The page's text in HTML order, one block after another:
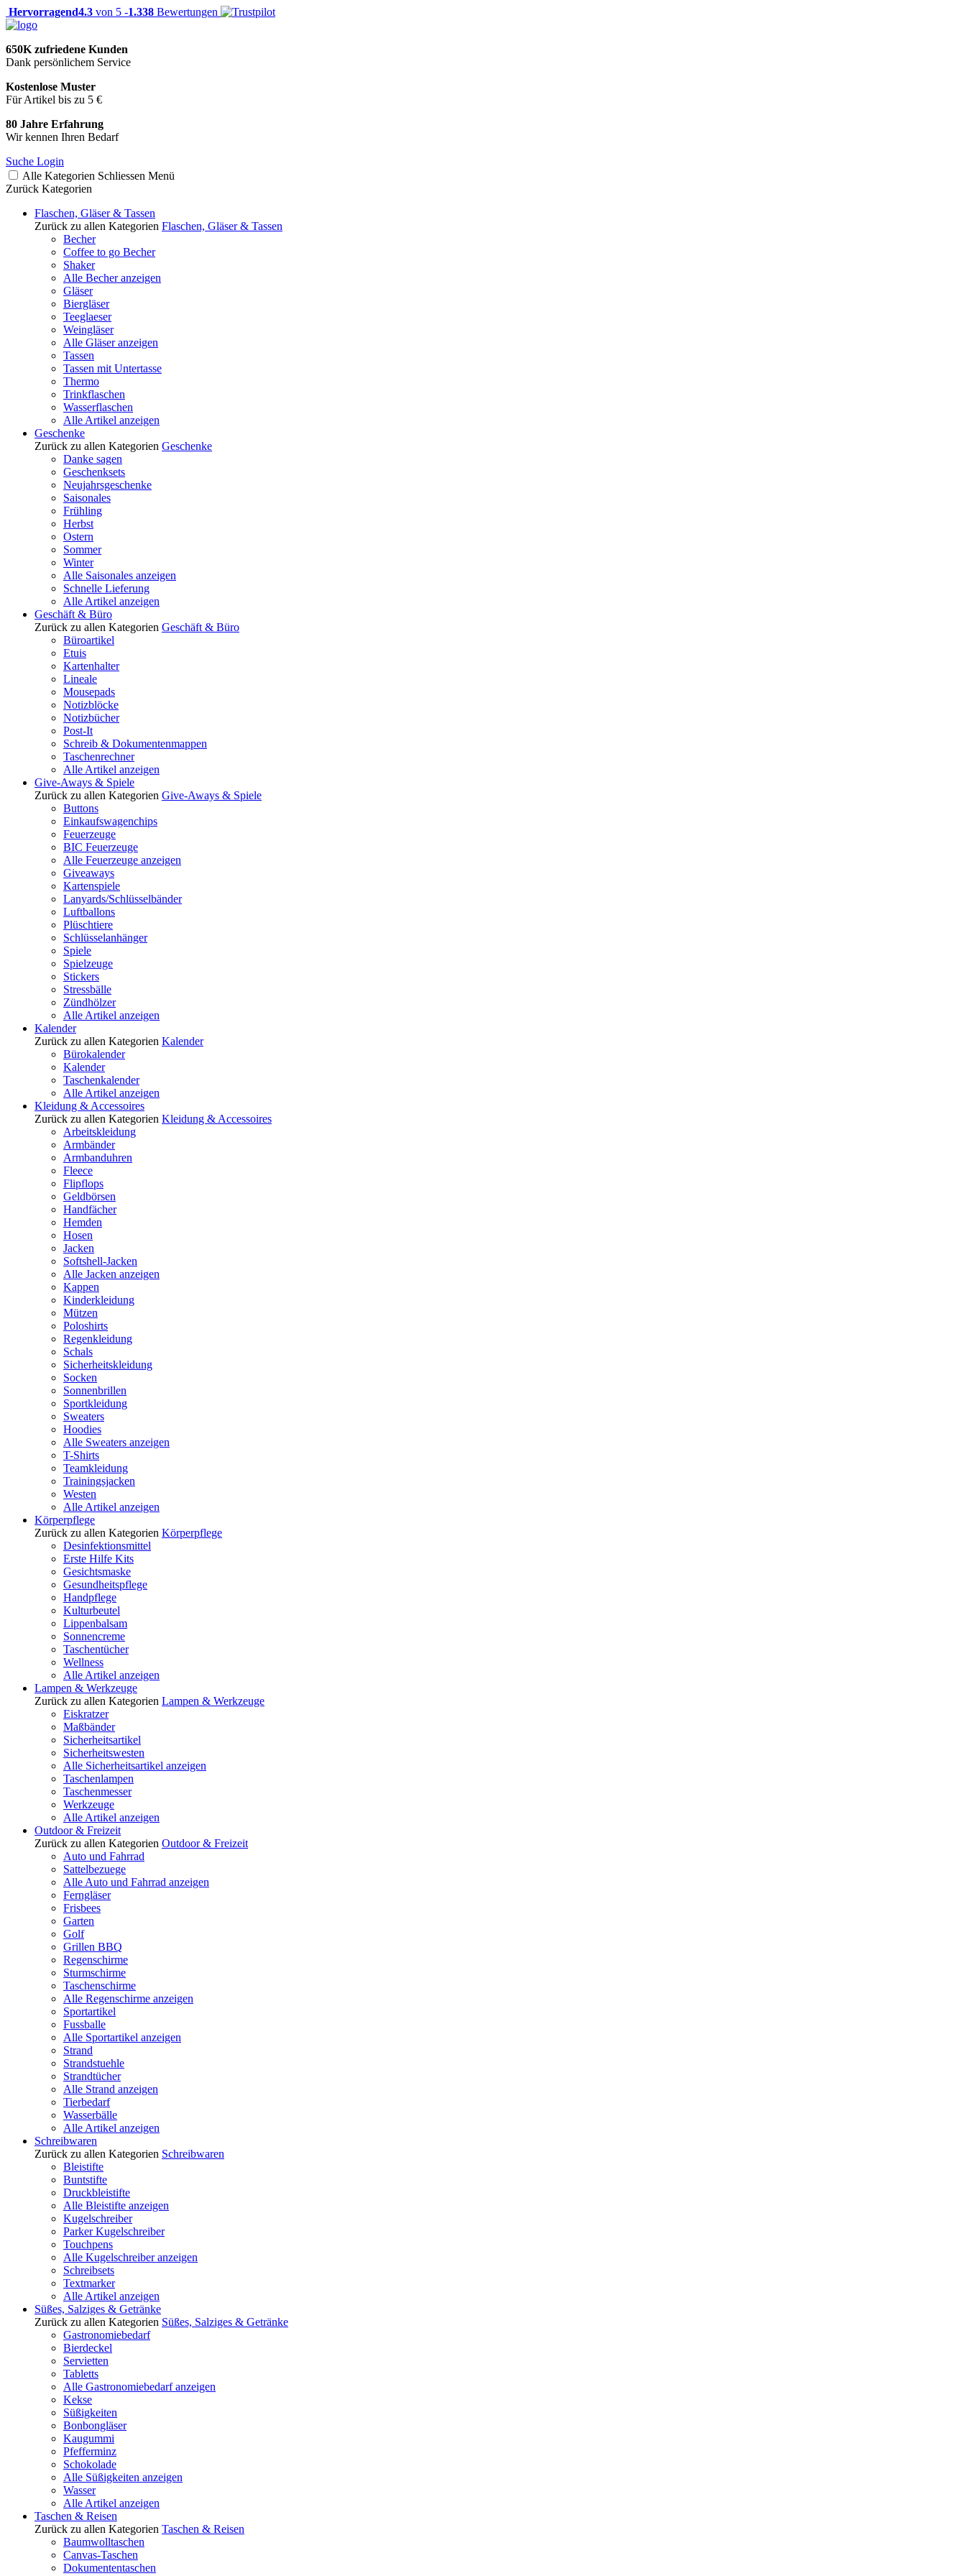
Hervorragend4.3 von 5 -1.338 Bewertungen
650K zufriedene Kunden
Dank persönlichem Service
Kostenlose Muster
Für Artikel bis zu 5 €
80 Jahre Erfahrung
Wir kennen Ihren Bedarf
Suche Login
Alle Kategorien Schliessen Menü
Zurück Kategorien
Flaschen, Gläser & Tassen
Zurück zu allen Kategorien Flaschen, Gläser & Tassen
Becher
Coffee to go Becher
Shaker
Alle Becher anzeigen
Gläser
Biergläser
Teeglaeser
Weingläser
Alle Gläser anzeigen
Tassen
Tassen mit Untertasse
Thermo
Trinkflaschen
Wasserflaschen
Alle Artikel anzeigen
Geschenke
Zurück zu allen Kategorien Geschenke
Danke sagen
Geschenksets
Neujahrsgeschenke
Saisonales
Frühling
Herbst
Ostern
Sommer
Winter
Alle Saisonales anzeigen
Schnelle Lieferung
Alle Artikel anzeigen
Geschäft & Büro
Zurück zu allen Kategorien Geschäft & Büro
Büroartikel
Etuis
Kartenhalter
Lineale
Mousepads
Notizblöcke
Notizbücher
Post-It
Schreib & Dokumentenmappen
Taschenrechner
Alle Artikel anzeigen
Give-Aways & Spiele
Zurück zu allen Kategorien Give-Aways & Spiele
Buttons
Einkaufswagenchips
Feuerzeuge
BIC Feuerzeuge
Alle Feuerzeuge anzeigen
Giveaways
Kartenspiele
Lanyards/Schlüsselbänder
Luftballons
Plüschtiere
Schlüsselanhänger
Spiele
Spielzeuge
Stickers
Stressbälle
Zündhölzer
Alle Artikel anzeigen
Kalender
Zurück zu allen Kategorien Kalender
Bürokalender
Kalender
Taschenkalender
Alle Artikel anzeigen
Kleidung & Accessoires
Zurück zu allen Kategorien Kleidung & Accessoires
Arbeitskleidung
Armbänder
Armbanduhren
Fleece
Flipflops
Geldbörsen
Handfächer
Hemden
Hosen
Jacken
Softshell-Jacken
Alle Jacken anzeigen
Kappen
Kinderkleidung
Mützen
Poloshirts
Regenkleidung
Schals
Sicherheitskleidung
Socken
Sonnenbrillen
Sportkleidung
Sweaters
Hoodies
Alle Sweaters anzeigen
T-Shirts
Teamkleidung
Trainingsjacken
Westen
Alle Artikel anzeigen
Körperpflege
Zurück zu allen Kategorien Körperpflege
Desinfektionsmittel
Erste Hilfe Kits
Gesichtsmaske
Gesundheitspflege
Handpflege
Kulturbeutel
Lippenbalsam
Sonnencreme
Taschentücher
Wellness
Alle Artikel anzeigen
Lampen & Werkzeuge
Zurück zu allen Kategorien Lampen & Werkzeuge
Eiskratzer
Maßbänder
Sicherheitsartikel
Sicherheitswesten
Alle Sicherheitsartikel anzeigen
Taschenlampen
Taschenmesser
Werkzeuge
Alle Artikel anzeigen
Outdoor & Freizeit
Zurück zu allen Kategorien Outdoor & Freizeit
Auto und Fahrrad
Sattelbezuege
Alle Auto und Fahrrad anzeigen
Ferngläser
Frisbees
Garten
Golf
Grillen BBQ
Regenschirme
Sturmschirme
Taschenschirme
Alle Regenschirme anzeigen
Sportartikel
Fussballe
Alle Sportartikel anzeigen
Strand
Strandstuehle
Strandtücher
Alle Strand anzeigen
Tierbedarf
Wasserbälle
Alle Artikel anzeigen
Schreibwaren
Zurück zu allen Kategorien Schreibwaren
Bleistifte
Buntstifte
Druckbleistifte
Alle Bleistifte anzeigen
Kugelschreiber
Parker Kugelschreiber
Touchpens
Alle Kugelschreiber anzeigen
Schreibsets
Textmarker
Alle Artikel anzeigen
Süßes, Salziges & Getränke
Zurück zu allen Kategorien Süßes, Salziges & Getränke
Gastronomiebedarf
Bierdeckel
Servietten
Tabletts
Alle Gastronomiebedarf anzeigen
Kekse
Süßigkeiten
Bonbongläser
Kaugummi
Pfefferminz
Schokolade
Alle Süßigkeiten anzeigen
Wasser
Alle Artikel anzeigen
Taschen & Reisen
Zurück zu allen Kategorien Taschen & Reisen
Baumwolltaschen
Canvas-Taschen
Dokumententaschen